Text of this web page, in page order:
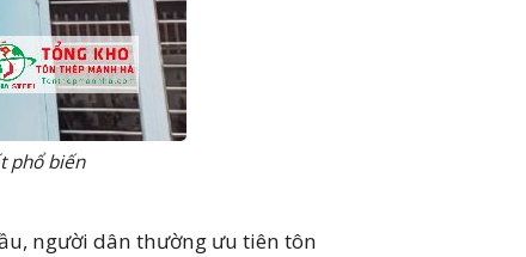
phổ biến
người dân thường ưu tiên tôn